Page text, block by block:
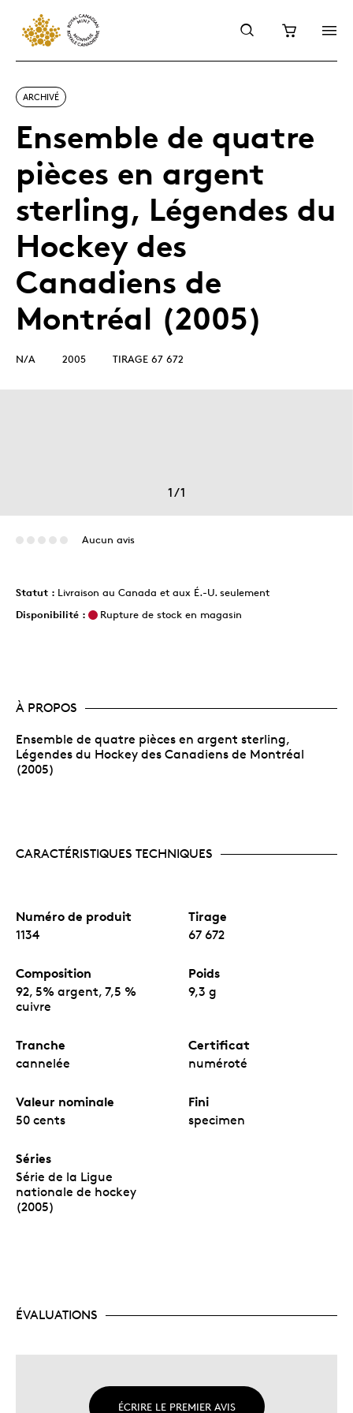
ARCHIVÉ
Ensemble de quatre
pièces en argent
sterling, Légendes du
Hockey des
Canadiens de
Montréal (2005)
N/A 2005 TIRAGE 67 672
1/1
Aucun avis
Statut : Livraison au Canada et aux É.-U. seulement
Disponibilité :
Rupture de stock en magasin
À PROPOS
Ensemble de quatre pièces en argent sterling,
Légendes du Hockey des Canadiens de Montréal
(2005)
CARACTÉRISTIQUES TECHNIQUES
Numéro de produit
1134
Tirage
67 672
Composition
92, 5% argent, 7,5 %
cuivre
Poids
9,3 g
Tranche
cannelée
Certificat
numéroté
Valeur nominale
50 cents
Fini
specimen
Séries
Série de la Ligue
nationale de hockey
(2005)
ÉVALUATIONS
ÉCRIRE LE PREMIER AVIS